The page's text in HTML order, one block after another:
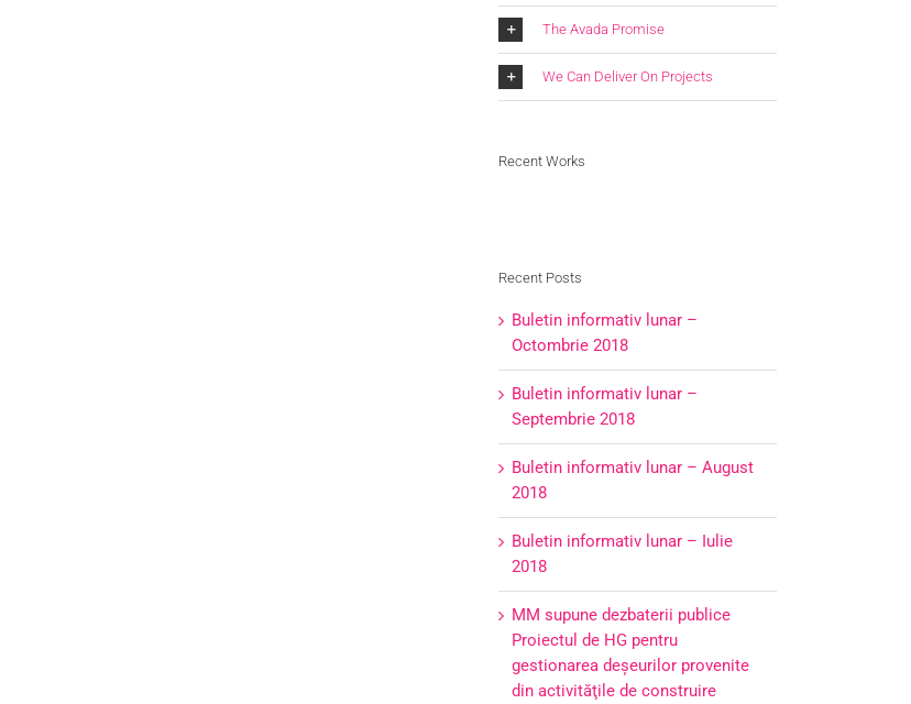
The Avada Promise
We Can Deliver On Projects
Recent Works
Recent Posts
Buletin informativ lunar –
Octombrie 2018
Buletin informativ lunar –
Septembrie 2018
Buletin informativ lunar – August
2018
Buletin informativ lunar – Iulie
2018
MM supune dezbaterii publice
Proiectul de HG pentru
gestionarea deşeurilor provenite
din activităţile de construire